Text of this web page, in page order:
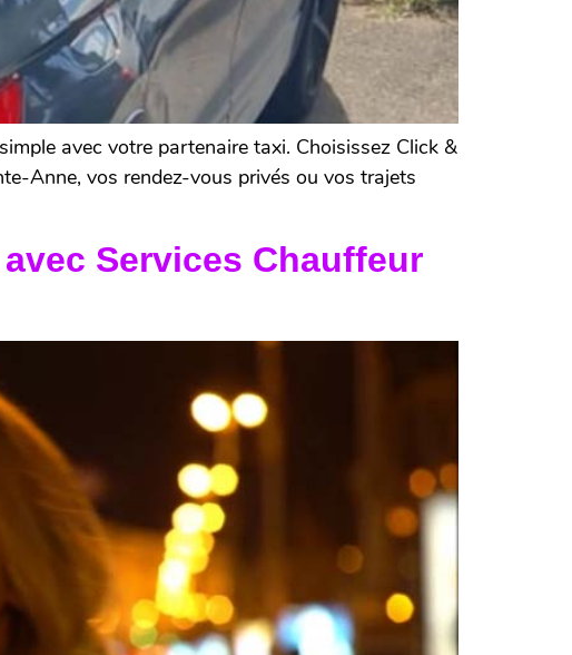
avec votre partenaire taxi. Choisissez Click &
Anne, vos rendez-vous privés ou vos trajets
Services Chauffeur